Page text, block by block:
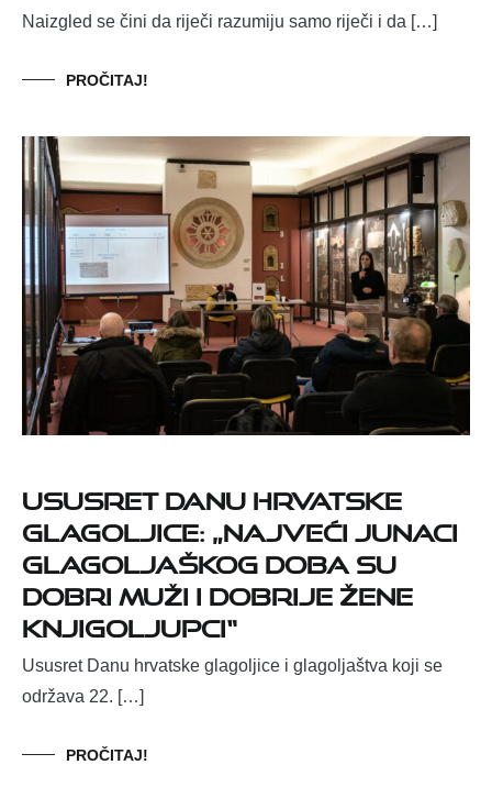
Naizgled se čini da riječi razumiju samo riječi i da […]
PROČITAJ!
Ususret danu hrvatske
glagoljice: „Najveći junaci
glagoljaškog doba su
dobri muži i dobrije žene
knjigoljupci“
Ususret Danu hrvatske glagoljice i glagoljaštva koji se
održava 22. […]
PROČITAJ!